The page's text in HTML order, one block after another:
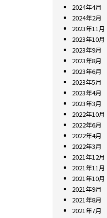
2024年4月
2024年2月
2023年11月
2023年10月
2023年9月
2023年8月
2023年6月
2023年5月
2023年4月
2023年3月
2022年10月
2022年6月
2022年4月
2022年3月
2021年12月
2021年11月
2021年10月
2021年9月
2021年8月
2021年7月